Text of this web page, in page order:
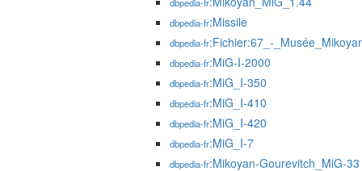
dbpedia-fr:Missile
dbpedia-fr:Fichier:67_-
dbpedia-fr:MiG-I-2000
dbpedia-fr:MiG_I-350
dbpedia-fr:MiG_I-410
dbpedia-fr:MiG_I-420
dbpedia-fr:MiG_I-7
dbpedia-fr:Mikoyan-Gourevitch_MiG-33